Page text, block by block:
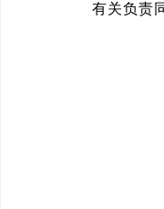
有关负责